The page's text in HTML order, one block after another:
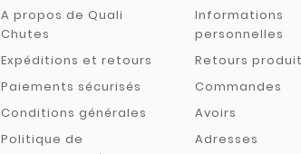
A propos de Quali
Chutes
Expéditions et retours
Paiements sécurisés
Conditions générales
Politique de
Informations
personnelles
Retours produit
Commandes
Avoirs
Adresses